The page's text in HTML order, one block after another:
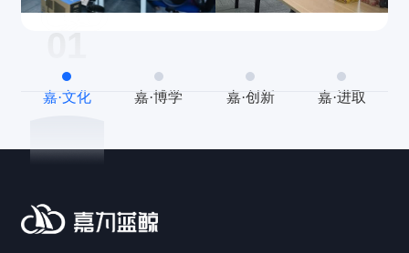
嘉·文化 嘉·博学 嘉·创新 嘉·进取